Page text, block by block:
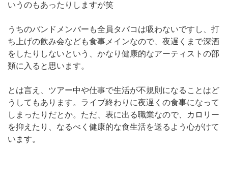
いうのもあったりしますが笑
うちのバンドメンバーも全員タバコは吸わないですし、打
ち上げの飲み会なども食事メインなので、夜遅くまで深酒
をしたりしないという、かなり健康的なアーティストの部
類に入ると思います。
とは言え、ツアー中や仕事で生活が不規則になることはど
うしてもあります。ライブ終わりに夜遅くの食事になって
しまったりだとか。ただ、表に出る職業なので、カロリー
を抑えたり、なるべく健康的な食生活を送るよう心がけて
います。